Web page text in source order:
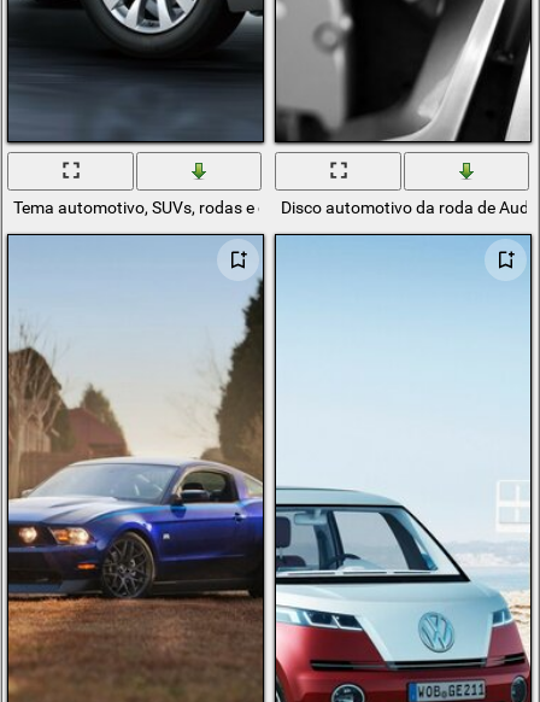
Tema automotivo, SUVs, rodas e carrosDisco automotivo da roda de Audi